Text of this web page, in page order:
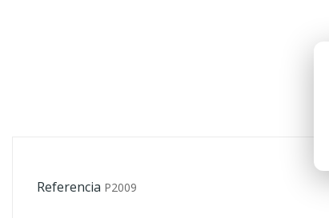
Referencia P2009